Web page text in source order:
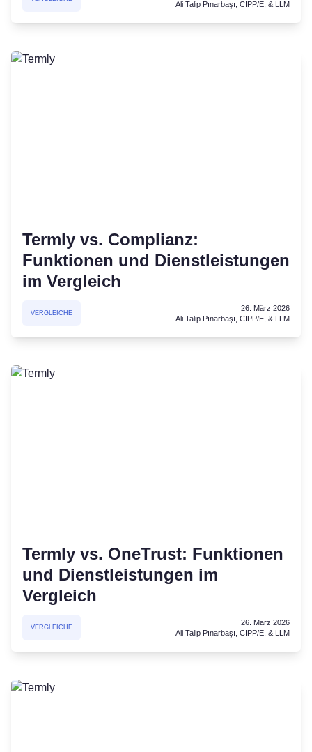
Ali Talip Pınarbaşı, CIPP/E, & LLM
Termly vs. Complianz:
Funktionen und Dienstleistungen
im Vergleich
VERGLEICHE
26. März 2026
Ali Talip Pınarbaşı, CIPP/E, & LLM
Termly vs. OneTrust: Funktionen
und Dienstleistungen im
Vergleich
VERGLEICHE
26. März 2026
Ali Talip Pınarbaşı, CIPP/E, & LLM